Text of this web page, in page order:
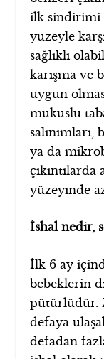
ilk sindirimi
yüzeyle
sağlıklı
karışma ve
uygun
mukuslu
ya da
yüzeyinde
İshal nedir,
İlk 6 ay
bebeklerin
pütürlüdür.
defaya
defadan